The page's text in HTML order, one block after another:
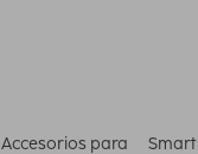
Accesorios para
Smart